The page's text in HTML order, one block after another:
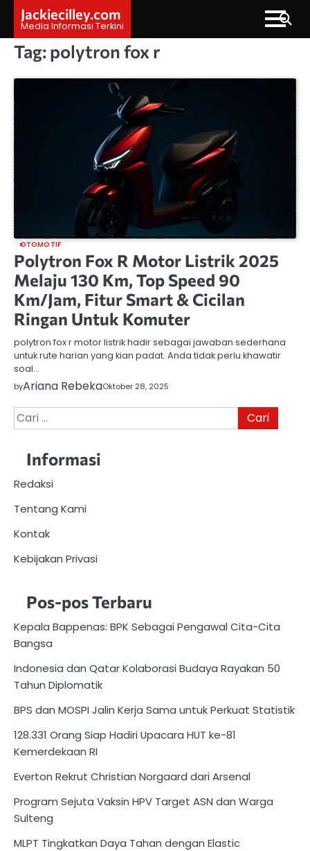
content
Jackiecilley.com
Media Informasi Terkini
Tag:polytron fox r
OTOMOTIF
Polytron Fox R Motor Listrik 2025
Melaju 130 Km, Top Speed 90
Km/Jam, Fitur Smart & Cicilan
Ringan Untuk Komuter
polytron fox r motor listrik hadir sebagai jawaban sederhana
untuk rute harian yang kian padat. Anda tidak perlu khawatir
soal…
byAriana RebekaOktober 28, 2025
Cari
untuk:
Informasi
Redaksi
Tentang Kami
Kontak
Kebijakan Privasi
Pos-pos Terbaru
Kepala Bappenas: BPK Sebagai Pengawal Cita-Cita
Bangsa
Indonesia dan Qatar Kolaborasi Budaya Rayakan 50
Tahun Diplomatik
BPS dan MOSPI Jalin Kerja Sama untuk Perkuat Statistik
128.331 Orang Siap Hadiri Upacara HUT ke-81
Kemerdekaan RI
Everton Rekrut Christian Norgaard dari Arsenal
Program Sejuta Vaksin HPV Target ASN dan Warga
Sulteng
MLPT Tingkatkan Daya Tahan dengan Elastic